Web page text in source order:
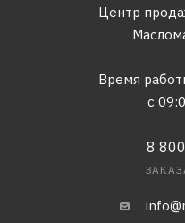
Центр
Время
с
8